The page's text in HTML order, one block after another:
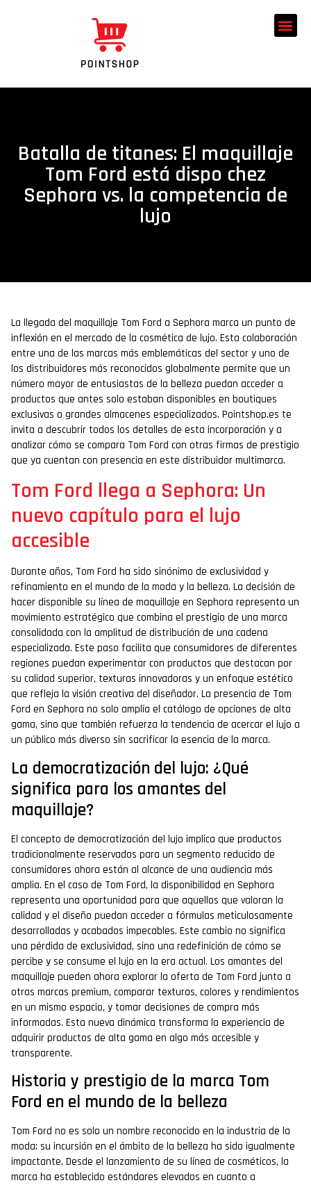
Batalla de titanes: El maquillaje
Tom Ford está dispo chez
Sephora vs. la competencia de
lujo
La llegada del maquillaje Tom Ford a Sephora marca un punto de
inflexión en el mercado de la cosmética de lujo. Esta colaboración
entre una de las marcas más emblemáticas del sector y uno de
los distribuidores más reconocidos globalmente permite que un
número mayor de entusiastas de la belleza puedan acceder a
productos que antes solo estaban disponibles en boutiques
exclusivas o grandes almacenes especializados. Pointshop.es te
invita a descubrir todos los detalles de esta incorporación y a
analizar cómo se compara Tom Ford con otras firmas de prestigio
que ya cuentan con presencia en este distribuidor multimarca.
Tom Ford llega a Sephora: Un
nuevo capítulo para el lujo
accesible
Durante años, Tom Ford ha sido sinónimo de exclusividad y
refinamiento en el mundo de la moda y la belleza. La decisión de
hacer disponible su línea de maquillaje en Sephora representa un
movimiento estratégico que combina el prestigio de una marca
consolidada con la amplitud de distribución de una cadena
especializada. Este paso facilita que consumidores de diferentes
regiones puedan experimentar con productos que destacan por
su calidad superior, texturas innovadoras y un enfoque estético
que refleja la visión creativa del diseñador. La presencia de Tom
Ford en Sephora no solo amplía el catálogo de opciones de alta
gama, sino que también refuerza la tendencia de acercar el lujo a
un público más diverso sin sacrificar la esencia de la marca.
La democratización del lujo: ¿Qué
significa para los amantes del
maquillaje?
El concepto de democratización del lujo implica que productos
tradicionalmente reservados para un segmento reducido de
consumidores ahora están al alcance de una audiencia más
amplia. En el caso de Tom Ford, la disponibilidad en Sephora
representa una oportunidad para que aquellos que valoran la
calidad y el diseño puedan acceder a fórmulas meticulosamente
desarrolladas y acabados impecables. Este cambio no significa
una pérdida de exclusividad, sino una redefinición de cómo se
percibe y se consume el lujo en la era actual. Los amantes del
maquillaje pueden ahora explorar la oferta de Tom Ford junto a
otras marcas premium, comparar texturas, colores y rendimientos
en un mismo espacio, y tomar decisiones de compra más
informadas. Esta nueva dinámica transforma la experiencia de
adquirir productos de alta gama en algo más accesible y
transparente.
Historia y prestigio de la marca Tom
Ford en el mundo de la belleza
Tom Ford no es solo un nombre reconocido en la industria de la
moda; su incursión en el ámbito de la belleza ha sido igualmente
impactante. Desde el lanzamiento de su línea de cosméticos, la
marca ha establecido estándares elevados en cuanto a